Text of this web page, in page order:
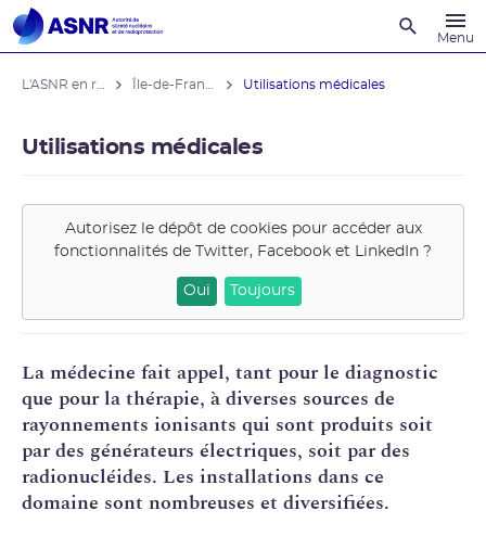
Menu
Utilisations médicales
Utilisations médicales
Autorisez le dépôt de cookies pour accéder aux
fonctionnalités de Twitter, Facebook et LinkedIn ?
Oui Toujours
La médecine fait appel, tant pour le diagnostic
que pour la thérapie, à diverses sources de
rayonnements ionisants qui sont produits soit
par des générateurs électriques, soit par des
radionucléides. Les installations dans ce
domaine sont nombreuses et diversifiées.